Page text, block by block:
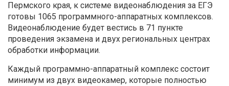
Пермского края, к системе видеонаблюдения за ЕГЭ
готовы 1065 программного-аппаратных комплексов.
Видеонаблюдение будет вестись в 71 пункте
проведения экзамена и двух региональных центрах
обработки информации.
Каждый программно-аппаратный комплекс состоит
минимум из двух видеокамер, которые полностью